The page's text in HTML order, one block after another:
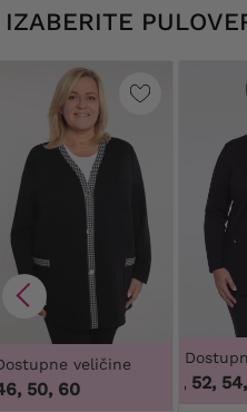
IZABERITE
veličine
50, 60 48, 50, 52,